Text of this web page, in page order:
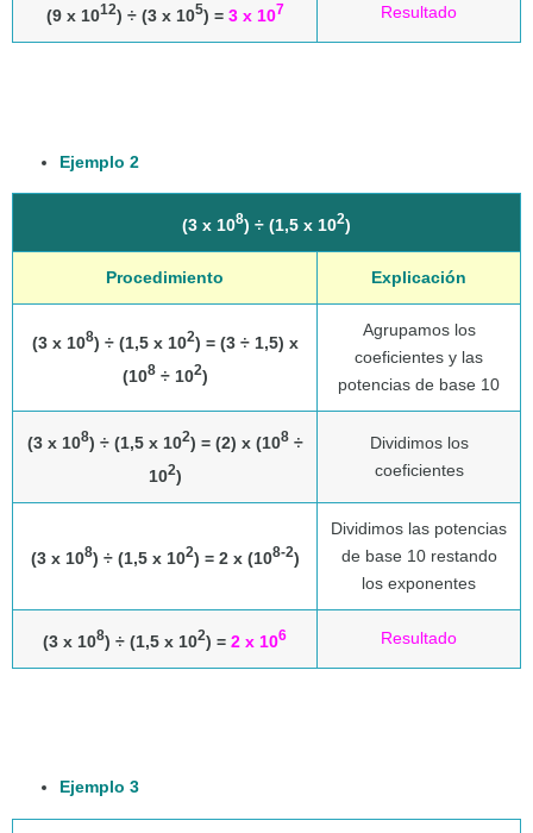
(9 x 1012) ÷ (3 x 105) = 3 x 107 Resultado
Ejemplo 2
(3 x 108) ÷ (1,5 x 102)
Procedimiento Explicación
(3 x 108) ÷ (1,5 x 102) = (3 ÷ 1,5) x
(108÷ 102)
Agrupamos los
coeficientes y las
potencias de base 10
(3 x 108) ÷ (1,5 x 102) = (2) x (108÷
102)
Dividimos los
coeficientes
(3 x 108) ÷ (1,5 x 102) = 2 x (108-2)
Dividimos las potencias
de base 10 restando
los exponentes
(3 x 108) ÷ (1,5 x 102) = 2 x 106 Resultado
Ejemplo 3